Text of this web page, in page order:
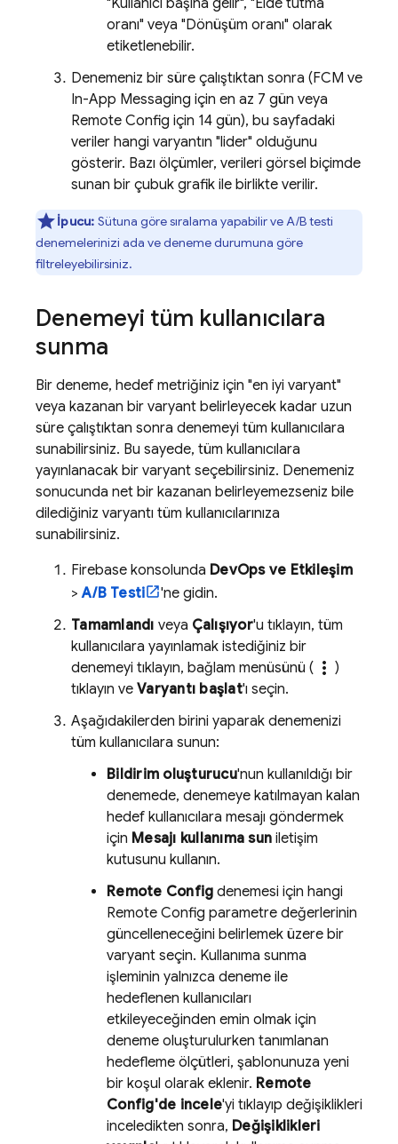
"Kullanıcı başına gelir", "Elde tutma
oranı" veya "Dönüşüm oranı" olarak
etiketlenebilir.
Denemeniz bir süre çalıştıktan sonra (FCM ve
In-App Messaging için en az 7 gün veya
Remote Config için 14 gün), bu sayfadaki
veriler hangi varyantın "lider" olduğunu
gösterir. Bazı ölçümler, verileri görsel biçimde
sunan bir çubuk grafik ile birlikte verilir.
İpucu: Sütuna göre sıralama yapabilir ve A/B testi
denemelerinizi ada ve deneme durumuna göre
filtreleyebilirsiniz.
Denemeyi tüm kullanıcılara
sunma
Bir deneme, hedef metriğiniz için "en iyi varyant"
veya kazanan bir varyant belirleyecek kadar uzun
süre çalıştıktan sonra denemeyi tüm kullanıcılara
sunabilirsiniz. Bu sayede, tüm kullanıcılara
yayınlanacak bir varyant seçebilirsiniz. Denemeniz
sonucunda net bir kazanan belirleyemezseniz bile
dilediğiniz varyantı tüm kullanıcılarınıza
sunabilirsiniz.
Firebase konsolunda DevOps ve Etkileşim
>A/B Testi
'ne gidin.
Tamamlandı veya Çalışıyor'u tıklayın, tüm
kullanıcılara yayınlamak istediğiniz bir
denemeyi tıklayın, bağlam menüsünü ( more_vert )
tıklayın ve Varyantı başlat'ı seçin.
Aşağıdakilerden birini yaparak denemenizi
tüm kullanıcılara sunun:
Bildirim oluşturucu'nun kullanıldığı bir
denemede, denemeye katılmayan kalan
hedef kullanıcılara mesajı göndermek
için Mesajı kullanıma sun iletişim
kutusunu kullanın.
Remote Config denemesi için hangi
Remote Config parametre değerlerinin
güncelleneceğini belirlemek üzere bir
varyant seçin. Kullanıma sunma
işleminin yalnızca deneme ile
hedeflenen kullanıcıları
etkileyeceğinden emin olmak için
deneme oluşturulurken tanımlanan
hedefleme ölçütleri, şablonunuza yeni
bir koşul olarak eklenir. Remote
Config'de incele'yi tıklayıp değişiklikleri
inceledikten sonra, Değişiklikleri